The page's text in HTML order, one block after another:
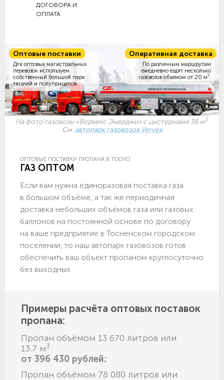
ДОГОВОРА И
ОПЛАТА
Оптовые поставки
Для оптовых магистральных
перевозок используем
собственный большой парк
тягачей и полуприцепов.
Оперативная доставка
По различным маршрутам
ежедневно ездят несколько
газовозов объемом от 20 м3
На фото газовозы «Вервекс Энерджи» с цистернами 36 м3.
См. автопарк газовозов Vervex
ОПТОВЫЕ ПОСТАВКИ ПРОПАНА В ТОСНО
ГАЗ ОПТОМ
Если вам нужна единоразовая поставка газа
в большом объёме, а так же периодичная
доставка небольших объёмов газа или газовых
баллонов на постоянной основе по договору
на ваше предприятие в Тосненском городском
поселении, то наш автопарк газовозов готов
обеспечить ваш объект пропаном круглосуточно
без выходных.
Примеры расчёта оптовых поставок
пропана:
Пропан объёмом 13 670 литров или
13.7 м3
от 396 430 рублей;
Пропан объёмом 78 080 литров или